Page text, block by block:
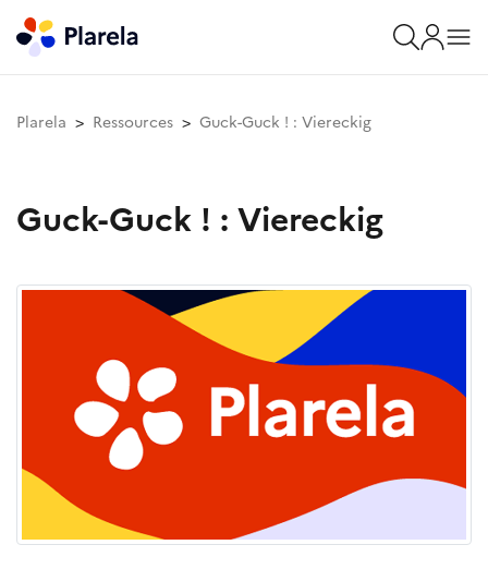
Plarela Ressources Guck-Guck ! : Viereckig
Guck-Guck ! : Viereckig